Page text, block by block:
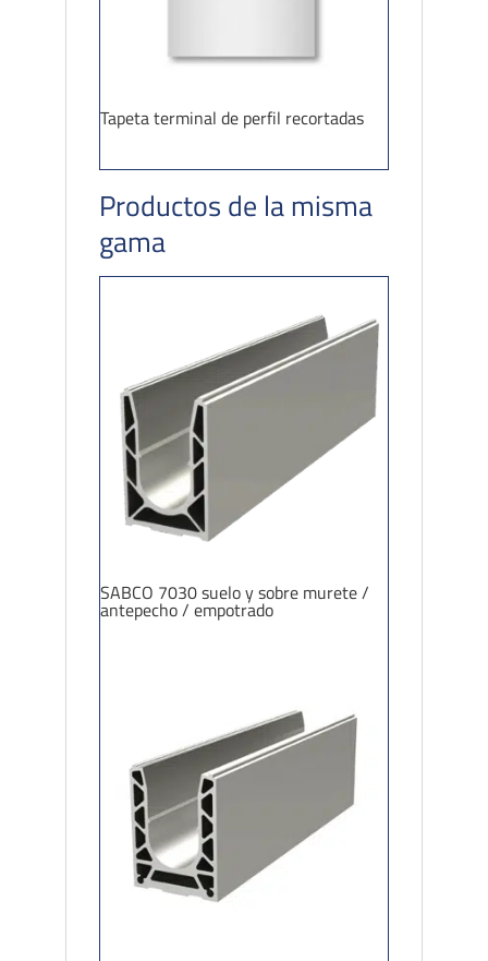
Tapeta terminal de perfil recortadas
Productos de la misma
gama
SABCO 7030 suelo y sobre murete /
antepecho / empotrado